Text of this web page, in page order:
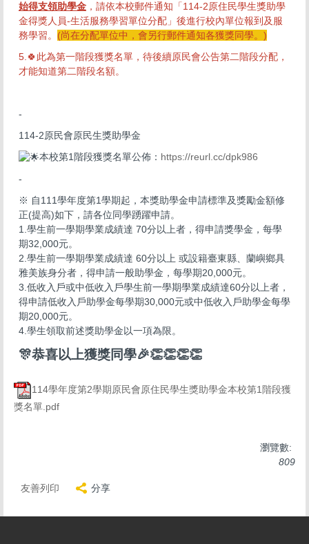
始得支領助學金 ，請依本校郵件通知「114-2原住民學生獎助學
金得獎人員-生活服務學習單位分配」後進行校內單位報到及服
務學習。 (尚在分配單位中，會另行郵件通知各獲獎同學。)
5.🍀此為第一階段獲獎名單，待後續原民會公告第二階段分配，
才能知道第二階段名額。
-
114-2原民會原民生獎助學金
本校第1階段獲獎名單公佈： https://reurl.cc/dpk986
-
※ 自111學年度第1學期起，本獎助學金申請標準及獎勵金額修
正(提高)如下，請各位同學踴躍申請。
1.學生前一學期學業成績達 70分以上者，得申請獎學金，每學
期32,000元。
2.學生前一學期學業成績達 60分以上 或設籍臺東縣、蘭嶼鄉具
雅美族身分者，得申請一般助學金，每學期20,000元。
3.低收入戶或中低收入戶學生前一學期學業成績達60分以上者，
得申請低收入戶助學金每學期30,000元或中低收入戶助學金每學
期20,000元。
4.學生領取前述獎助學金以一項為限。
🎊恭喜以上獲獎同學🎉👏👏👏👏
114學年度第2學期原民會原住民學生獎助學金本校第1階段獲
獎名單.pdf
瀏覽數:
809
友善列印 分享